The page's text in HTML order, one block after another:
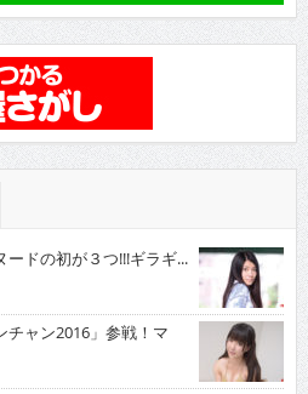
ドの初が３つ!!!ギラギ...
ャン2016」参戦！マ